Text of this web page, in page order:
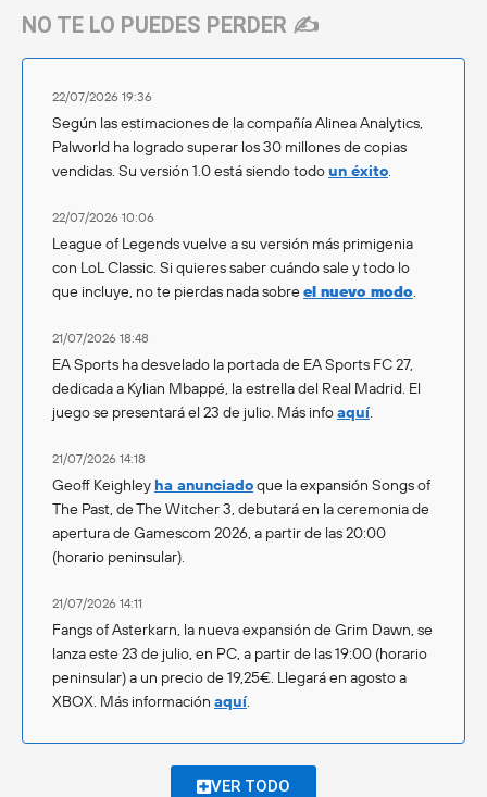
NO TE LO PUEDES PERDER ✍️
22/07/2026 19:36
Según las estimaciones de la compañía Alinea Analytics,
Palworld ha logrado superar los 30 millones de copias
vendidas. Su versión 1.0 está siendo todoun éxito.
22/07/2026 10:06
League of Legends vuelve a su versión más primigenia
con LoL Classic. Si quieres saber cuándo sale y todo lo
que incluye, no te pierdas nada sobreel nuevo modo.
21/07/2026 18:48
EA Sports ha desvelado la portada de EA Sports FC 27,
dedicada a Kylian Mbappé, la estrella del Real Madrid. El
juego se presentará el 23 de julio. Más infoaquí.
21/07/2026 14:18
Geoff Keighley ha anunciadoque la expansión Songs of
The Past, de The Witcher 3, debutará en la ceremonia de
apertura de Gamescom 2026, a partir de las 20:00
(horario peninsular).
21/07/2026 14:11
Fangs of Asterkarn, la nueva expansión de Grim Dawn, se
lanza este 23 de julio, en PC, a partir de las 19:00 (horario
peninsular) a un precio de 19,25€. Llegará en agosto a
XBOX. Más información aquí.
VER TODO